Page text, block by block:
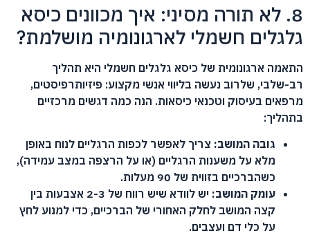
8. לא תורה מסיני: איך מכוונים כיסא
גלגלים חשמלי לארגונומיה מושלמת?
התאמה ארגונומית של כיסא גלגלים חשמלי היא תהליך
רב-שלבי, שלרוב נעשה בליווי אנשי מקצוע: פיזיותרפיסטים,
מרפאים בעיסוק וטכנאי כיסאות. הנה כמה דגשים מרכזיים
בתהליך:
גובה המושב: צריך לאפשר לכפות הרגליים לנוח באופן
מלא על משענות הרגליים (או על הרצפה במצב עמידה),
כשהברכיים בזווית של 90 מעלות.
עומק המושב:
יש לוודא שיש רווח של 2-3 אצבעות בין
קצה המושב לחלק האחורי של הברכיים, כדי למנוע לחץ
על כלי דם ועצבים.